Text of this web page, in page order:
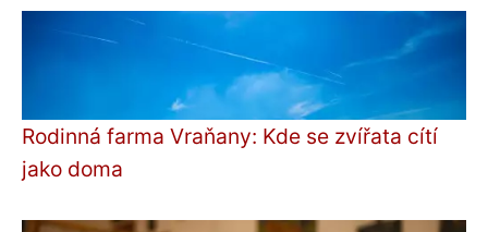
Rodinná farma Vraňany: Kde se zvířata cítí
jako doma